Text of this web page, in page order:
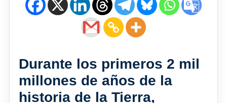
Durante los primeros 2 mil
millones de años de la
historia de la Tierra,